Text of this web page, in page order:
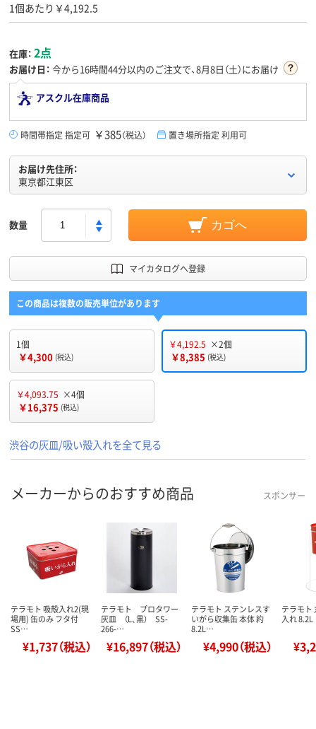
1個あたり￥4,192.5
在庫： 2点
お届け日： 今から16時間44分以内のご注文で、8月8日（土）にお届け
アスクル在庫商品
時間帯指定 指定可 ￥385（税込） 置き場所指定 利用可
お届け先住所：
東京都江東区
数量 カゴへ
マイカタログへ登録
この商品は複数の販売単位があります
1個
￥4,300 (税込)
￥4,192.5 ×2個
￥8,385 (税込)
￥4,093.75 ×4個
￥16,375 (税込)
渋谷の灰皿/吸い殻入れを全て見る
メーカーからのおすすめ商品 スポンサー
テラモト 吸殻入れ2(現
場用) 缶のみ フタ付
SS…
¥1,737（税込）
テラモト プロタワー
灰皿 （L、黒） SS-
266-…
¥16,897（税込）
テラモト ステンレスす
いがら収集缶 本体 約
8.2L…
¥4,990（税込）
テラモト
入れ